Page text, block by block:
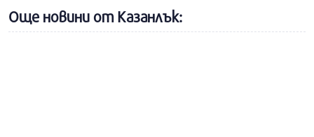
Още новини от Казанлък: